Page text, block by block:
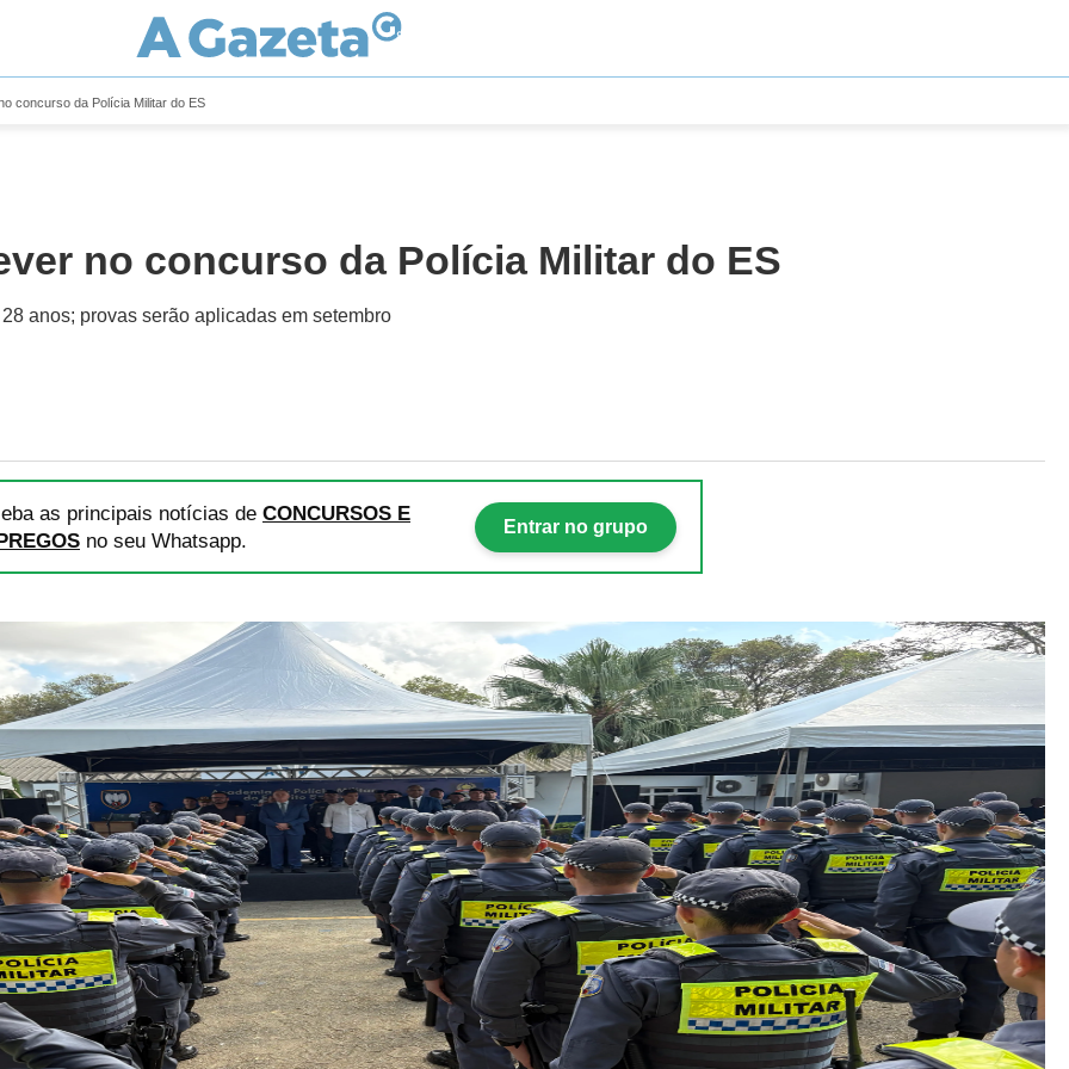
concurso da Polícia Militar do ES
no concurso da Polícia Militar do ES
anos; provas serão aplicadas em setembro
as principais notícias de CONCURSOS E
no seu Whatsapp.
Entrar no grupo